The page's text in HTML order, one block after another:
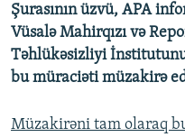
Şurasının üzvü, APA
Vüsalə Mahirqızı və
Təhlükəsizliyi
bu müraciəti müzakirə
Müzakirəni tam olaraq